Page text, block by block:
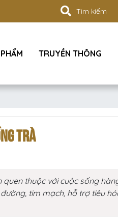
TRUYỀN THÔNG
TRÀ
thuộc với cuộc sống
tim mạch, hỗ trợ tiêu